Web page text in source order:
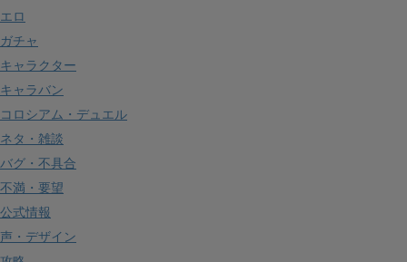
エロ
ガチャ
キャラクター
キャラバン
コロシアム・デュエル
ネタ・雑談
バグ・不具合
不満・要望
公式情報
声・デザイン